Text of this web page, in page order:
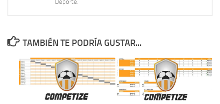
Deporte.
TAMBIÉN TE PODRÍA GUSTAR...